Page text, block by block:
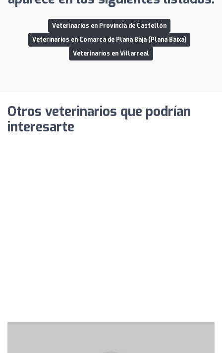
Veterinarios en Provincia de Castellón
Veterinarios en Comarca de Plana Baja (Plana Baixa)
Veterinarios en Villarreal
Otros veterinarios que podrían
interesarte